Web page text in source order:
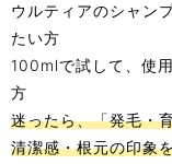
ウルティアのシャン
たい方
100mlで試して、使
方
迷ったら、「発毛・
清潔感・根元の印象